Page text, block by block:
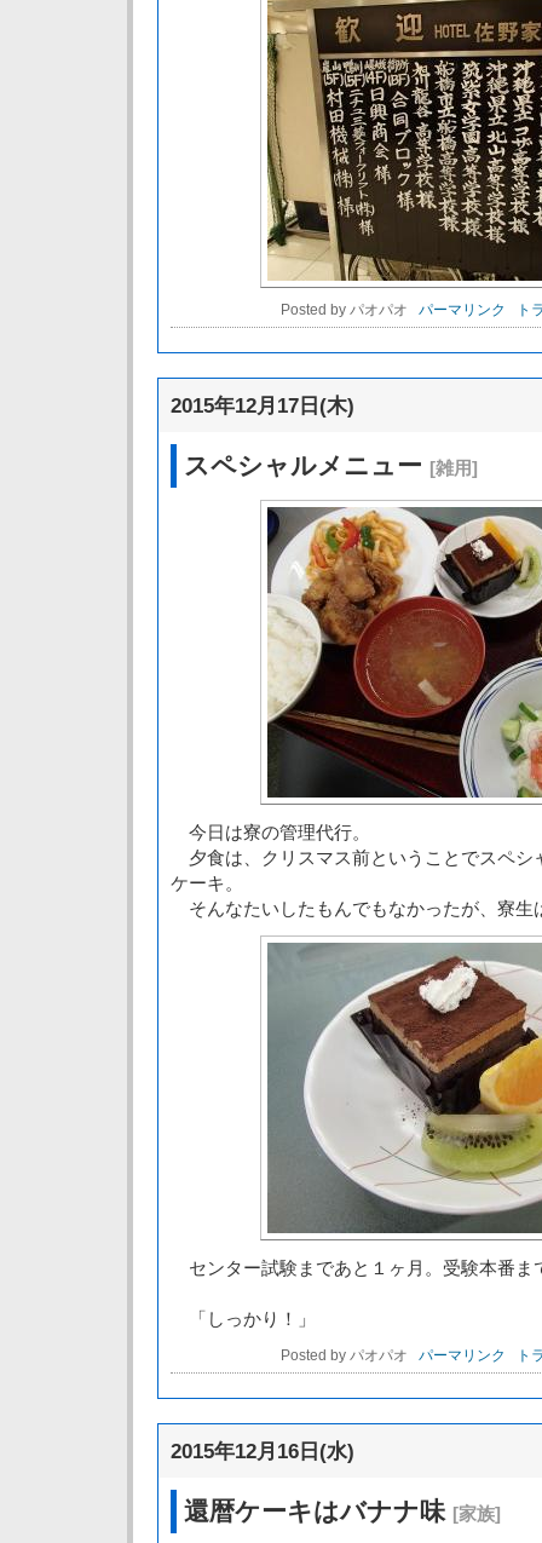
Posted by パオパオ パーマリンク ト
2015年12月17日(木)
スペシャルメニュー [雑用]
今日は寮の管理代行。
夕食は、クリスマス前ということでスペシ
ケーキ。
そんなたいしたもんでもなかったが、寮生
センター試験まであと１ヶ月。受験本番ま
「しっかり！」
Posted by パオパオ パーマリンク ト
2015年12月16日(水)
還暦ケーキはバナナ味 [家族]